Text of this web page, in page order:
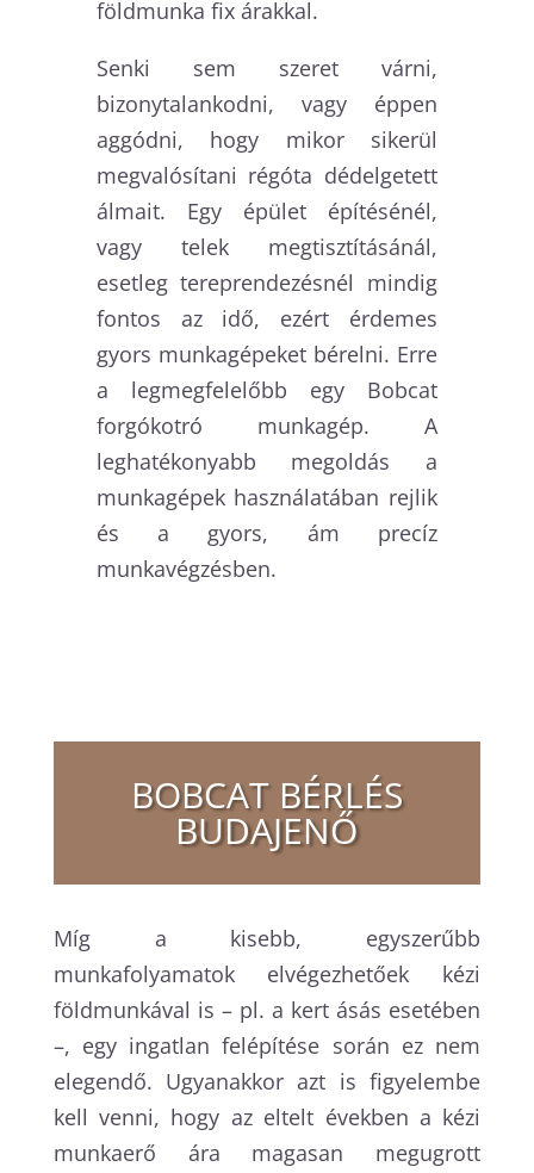
földmunka fix árakkal.
Senki sem szeret várni,
bizonytalankodni, vagy éppen
aggódni, hogy mikor sikerül
megvalósítani régóta dédelgetett
álmait. Egy épület építésénél,
vagy telek megtisztításánál,
esetleg tereprendezésnél mindig
fontos az idő, ezért érdemes
gyors munkagépeket bérelni. Erre
a legmegfelelőbb egy Bobcat
forgókotró munkagép. A
leghatékonyabb megoldás a
munkagépek használatában rejlik
és a gyors, ám precíz
munkavégzésben.
BOBCAT BÉRLÉS
BUDAJENŐ
Míg a kisebb, egyszerűbb
munkafolyamatok elvégezhetőek kézi
földmunkával is – pl. a kert ásás esetében
–, egy ingatlan felépítése során ez nem
elegendő. Ugyanakkor azt is figyelembe
kell venni, hogy az eltelt években a kézi
munkaerő ára magasan megugrott